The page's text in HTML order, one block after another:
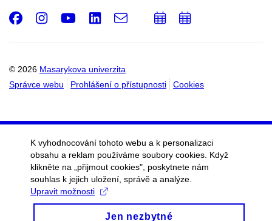
© 2026 Masarykova univerzita
Správce webu
Prohlášení o přístupnosti Cookies
Facebook
Instagram
Youtube
LinkedIn
e-
PřidatPřidat
K vyhodnocování tohoto webu a k personalizaci
obsahu a reklam používáme soubory cookies. Když
klikněte na „přijmout cookies", poskytnete nám
souhlas k jejich uložení, správě a analýze.
Upravit možnosti
Jen nezbytné